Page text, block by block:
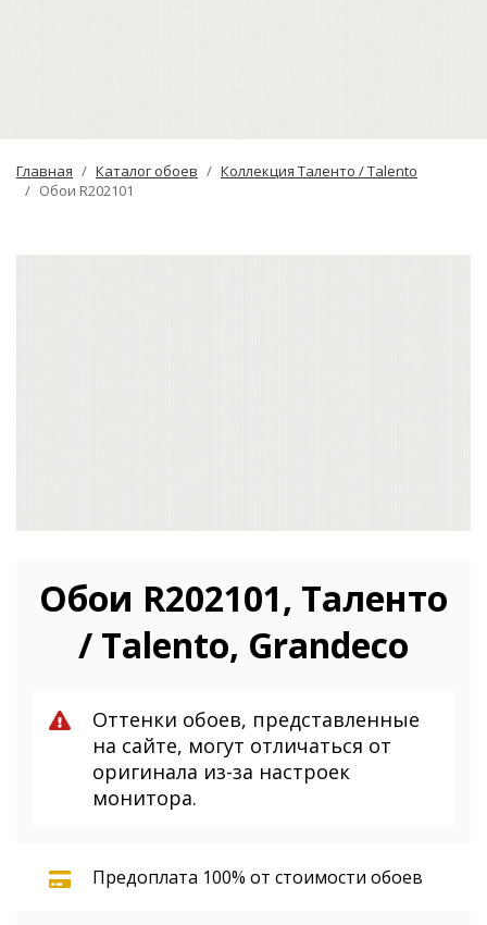
Главная Каталог обоев
Коллекция Таленто / Talento
Обои R202101
Обои R202101, Таленто
/ Talento, Grandeco
Оттенки обоев, представленные
на сайте, могут отличаться от
оригинала из-за настроек
монитора.
Предоплата 100% от стоимости обоев